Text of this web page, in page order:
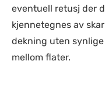
eventuell retusj der
kjennetegnes av
dekning uten
mellom flater.